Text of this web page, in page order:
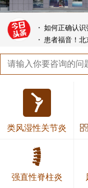
患者福音！北
贵阳类风湿
·
端午期间肌骨
类风湿性关节炎
强直性脊柱炎